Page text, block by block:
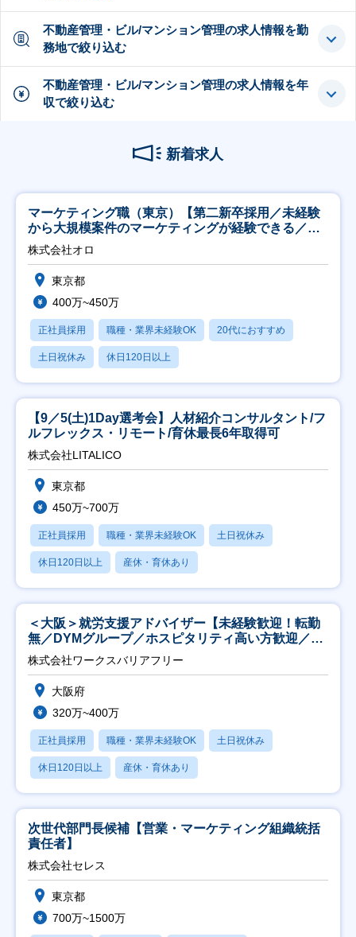
不動産管理・ビル/マンション管理の求人情報を勤
務地で絞り込む
不動産管理・ビル/マンション管理の求人情報を年
収で絞り込む
新着求人
マーケティング職（東京）【第二新卒採用／未経験
から大規模案件のマーケティングが経験できる／研
修充実】
株式会社オロ
東京都
400万~450万
正社員採用 職種・業界未経験OK 20代におすすめ
土日祝休み 休日120日以上
【9／5(土)1Day選考会】人材紹介コンサルタント/フ
ルフレックス・リモート/育休最長6年取得可
株式会社LITALICO
東京都
450万~700万
正社員採用 職種・業界未経験OK 土日祝休み
休日120日以上 産休・育休あり
＜大阪＞就労支援アドバイザー【未経験歓迎！転勤
無／DYMグループ／ホスピタリティ高い方歓迎／土
日祝】
株式会社ワークスバリアフリー
大阪府
320万~400万
正社員採用 職種・業界未経験OK 土日祝休み
休日120日以上 産休・育休あり
次世代部門長候補【営業・マーケティング組織統括
責任者】
株式会社セレス
東京都
700万~1500万